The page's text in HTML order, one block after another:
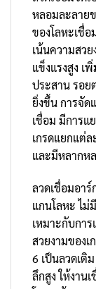
หลอมละลาย
ของโลหะเชื่อ
เน้นความสว
แข็งแรงสูง เ
ประสาน รอย
ยิ่งขึ้น การจัด
เชื่อม มีการแ
เกรดแยกแต่
และมีหลากห
ลวดเชื่อมอาร์
แกนโลหะ ไม่
เหมาะกับกา
สวยงามของเ
6 เป็นลวดเติ
ลึกสูง ให้งาน